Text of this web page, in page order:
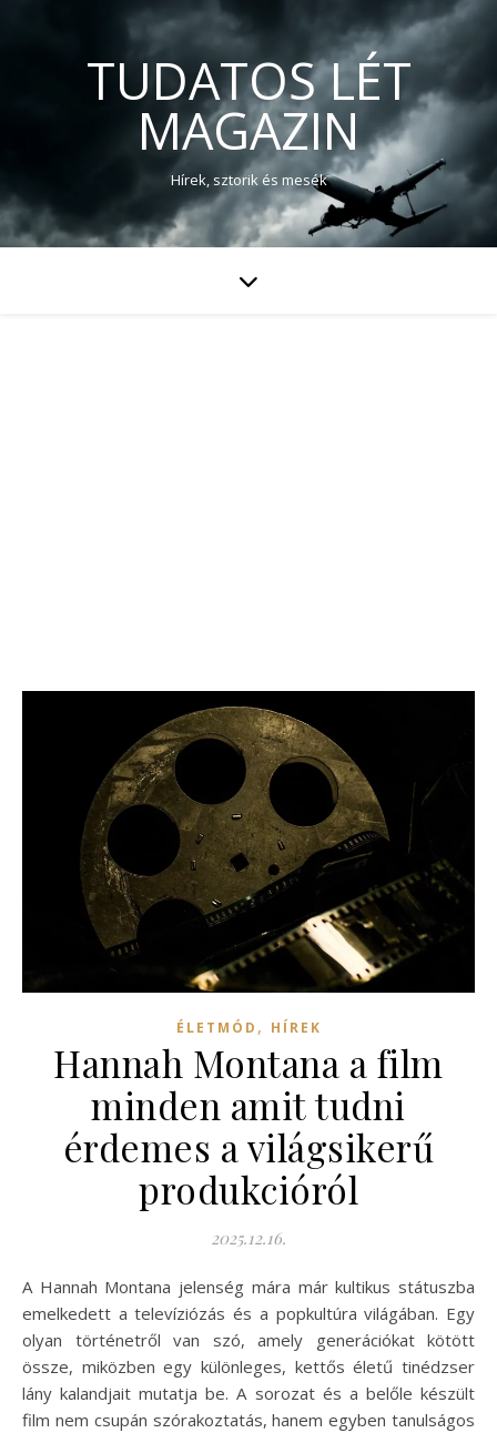
TUDATOS LÉT
MAGAZIN
Hírek, sztorik és mesék
ÉLETMÓD , HÍREK
Hannah Montana a film
minden amit tudni
érdemes a világsikerű
produkcióról
2025.12.16.
A Hannah Montana jelenség mára már kultikus státuszba
emelkedett a televíziózás és a popkultúra világában. Egy
olyan történetről van szó, amely generációkat kötött
össze, miközben egy különleges, kettős életű tinédzser
lány kalandjait mutatja be. A sorozat és a belőle készült
film nem csupán szórakoztatás, hanem egyben tanulságos